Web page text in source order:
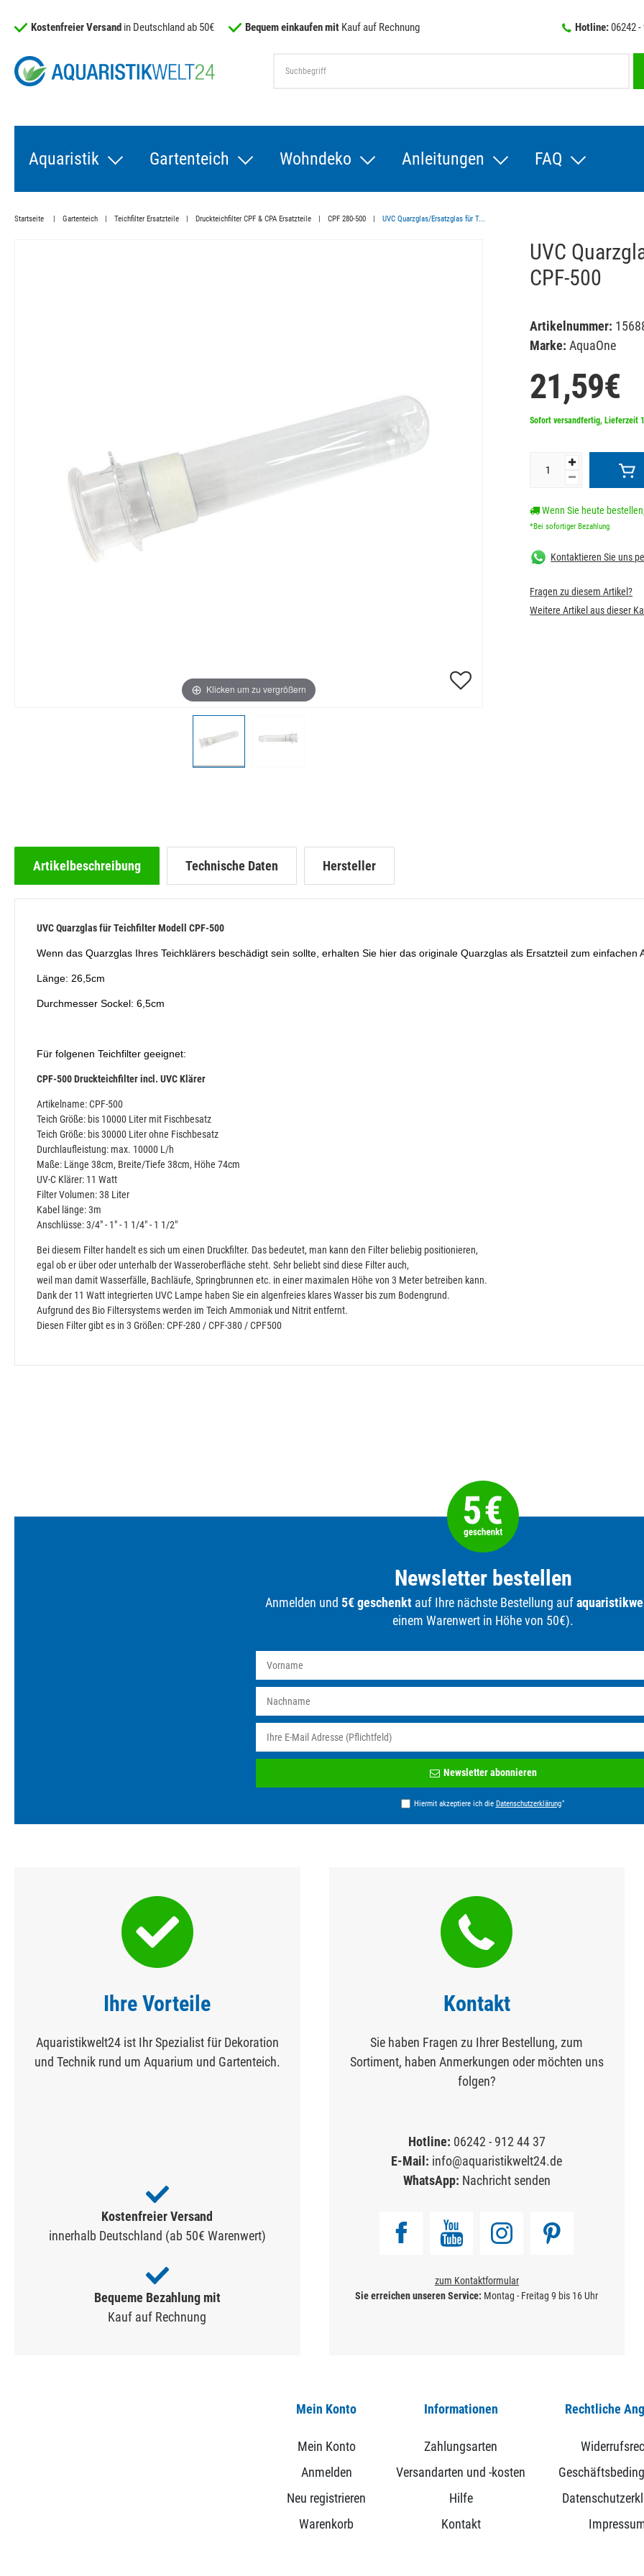
Kostenfreier Versand in Deutschland ab 50€ Bequem einkaufen mit Kauf auf Rechnung Hotline:06242 -
Aquaristik Gartenteich Wohndeko Anleitungen FAQ
Startseite Gartenteich Teichfilter Ersatzteile Druckteichfilter CPF & CPA Ersatzteile CPF 280-500 UVC Quarzglas/Ersatzglas für T...
Klicken um zu vergrößern
UVC
CPF-500
Artikelnummer:
Marke: AquaOne
21,59€
Sofort versandfertig, Lieferzeit
Wenn Sie heute
*Bei sofortiger Bezahlung
Kontaktieren Sie uns
Fragen zu diesem Artikel?
Weitere Artikel aus dieser
Artikelbeschreibung Technische Daten Hersteller
UVC Quarzglas für Teichfilter Modell CPF-500
Wenn das Quarzglas Ihres Teichklärers beschädigt sein sollte, erhalten Sie hier das originale Quarzglas als Ersatzteil zum einfachen
Länge: 26,5cm
Durchmesser Sockel: 6,5cm
Für folgenen Teichfilter geeignet:
CPF-500 Druckteichfilter incl. UVC Klärer
Artikelname: CPF-500
Teich Größe: bis 10000 Liter mit Fischbesatz
Teich Größe: bis 30000 Liter ohne Fischbesatz
Durchlaufleistung: max. 10000 L/h
Maße: Länge 38cm, Breite/Tiefe 38cm, Höhe 74cm
UV-C Klärer: 11 Watt
Filter Volumen: 38 Liter
Kabel länge: 3m
Anschlüsse: 3/4" - 1" - 1 1/4" - 1 1/2"
Bei diesem Filter handelt es sich um einen Druckfilter. Das bedeutet, man kann den Filter beliebig positionieren,
egal ob er über oder unterhalb der Wasseroberfläche steht. Sehr beliebt sind diese Filter auch,
weil man damit Wasserfälle, Bachläufe, Springbrunnen etc. in einer maximalen Höhe von 3 Meter betreiben kann.
Dank der 11 Watt integrierten UVC Lampe haben Sie ein algenfreies klares Wasser bis zum Bodengrund.
Aufgrund des Bio Filtersystems werden im Teich Ammoniak und Nitrit entfernt.
Diesen Filter gibt es in 3 Größen: CPF-280 / CPF-380 / CPF500
Newsletter bestellen
Anmelden und 5€ geschenkt auf Ihre nächste Bestellung auf
einem Warenwert in Höhe von 50€).
Newsletter abonnieren
Hiermit akzeptiere ich die Daten­schutz­erklärung*
Ihre Vorteile
Aquaristikwelt24 ist Ihr Spezialist für Dekoration
und Technik rund um Aquarium und Gartenteich.
Kostenfreier Versand
innerhalb Deutschland (ab 50€ Warenwert)
Bequeme Bezahlung mit
Kauf auf Rechnung
Kontakt
Sie haben Fragen zu Ihrer Bestellung, zum
Sortiment, haben Anmerkungen oder möchten uns
folgen?
Hotline: 06242 - 912 44 37
E-Mail: info@aquaristikwelt24.de
WhatsApp: Nachricht senden
zum Kontaktformular
Sie erreichen unseren Service: Montag - Freitag 9 bis 16 Uhr
Mein Konto
Mein Konto
Anmelden
Neu registrieren
Warenkorb
Informationen
Zahlungsarten
Versandarten und -kosten
Hilfe
Kontakt
Rechtliche